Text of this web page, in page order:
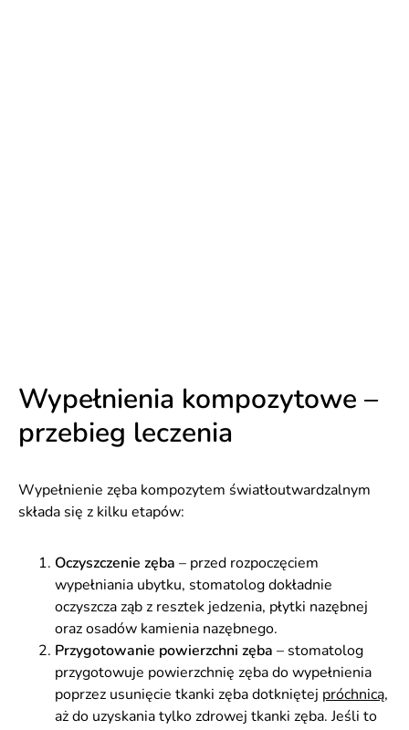
Wypełnienia kompozytowe –
przebieg leczenia
Wypełnienie zęba kompozytem światłoutwardzalnym
składa się z kilku etapów:
Oczyszczenie zęba – przed rozpoczęciem
wypełniania ubytku, stomatolog dokładnie
oczyszcza ząb z resztek jedzenia, płytki nazębnej
oraz osadów kamienia nazębnego.
Przygotowanie powierzchni zęba – stomatolog
przygotowuje powierzchnię zęba do wypełnienia
poprzez usunięcie tkanki zęba dotkniętej próchnicą,
aż do uzyskania tylko zdrowej tkanki zęba. Jeśli to